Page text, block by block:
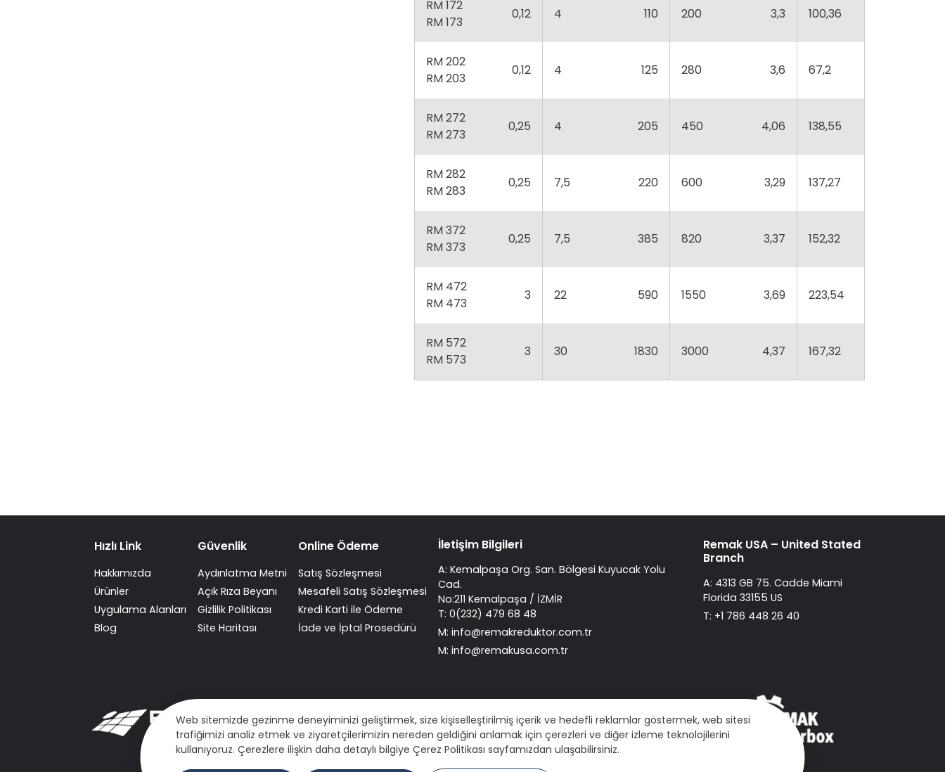
Web sitemizde gezinme deneyiminizi geliştirmek, size kişiselleştirilmiş içerik ve hedefli reklamlar göstermek, web sitesi
trafiğimizi analiz etmek ve ziyaretçilerimizin nereden geldiğini anlamak için çerezleri ve diğer izleme teknolojilerini
kullanıyoruz. Çerezlere ilişkin daha detaylı bilgiye Çerez Politikası sayfamızdan ulaşabilirsiniz.
RM 172
RM 173
0,12 4 110 200 3,3 100,36
RM 202
RM 203
0,12 4 125 280 3,6 67,2
RM 272
RM 273
0,25 4 205 450 4,06 138,55
RM 282
RM 283
0,25 7,5 220 600 3,29 137,27
RM 372
RM 373
0,25 7,5 385 820 3,37 152,32
RM 472
RM 473
3 22 590 1550 3,69 223,54
RM 572
RM 573
3 30 1830 3000 4,37 167,32
Hızlı Link
Hakkımızda
Ürünler
Uygulama Alanları
Blog
Güvenlik
Aydınlatma Metni
Açık Rıza Beyanı
Gizlilik Politikası
Site Haritası
Online Ödeme
Satış Sözleşmesi
Mesafeli Satış Sözleşmesi
Kredi Karti ile Ödeme
İade ve İptal Prosedürü
İletişim Bilgileri
A: Kemalpaşa Org. San. Bölgesi Kuyucak Yolu
Cad.
No:211 Kemalpaşa / İZMİR
T: 0(232) 479 68 48
M: info@remakreduktor.com.tr
M: info@remakusa.com.tr
Remak USA – United Stated
Branch
A: 4313 GB 75. Cadde Miami
Florida 33155 US
T: +1 786 448 26 40